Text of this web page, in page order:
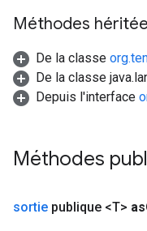
Méthodes
De la classe
De la classe
Depuis l'interface
Méthodes
sortie publique <T> as